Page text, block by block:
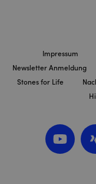
Impressum
Newsletter Anmeldung
Stones for Life